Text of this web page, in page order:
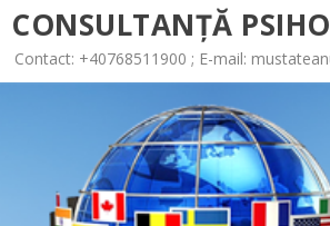
CONSULTANȚĂ
Contact: +40768511900 ; E-mail: